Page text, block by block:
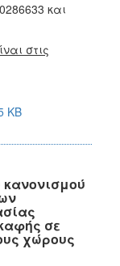
και
στις
KB
σε
χώρους